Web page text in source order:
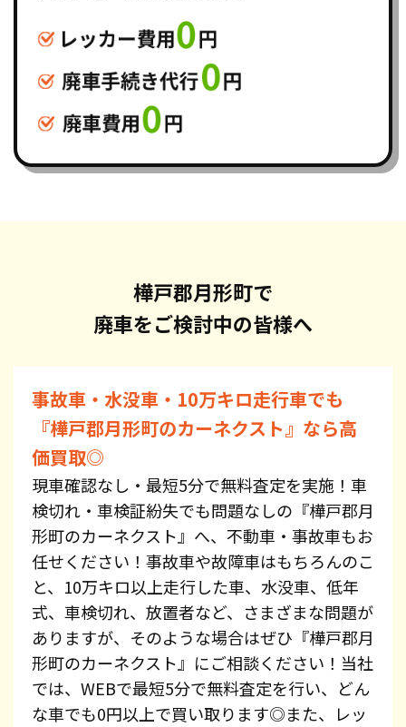
樺戸郡月形町で
廃車をご検討中の皆様へ
事故車・水没車・10万キロ走行車でも
『樺戸郡月形町のカーネクスト』なら高
価買取◎
現車確認なし・最短5分で無料査定を実施！車
検切れ・車検証紛失でも問題なしの『樺戸郡月
形町のカーネクスト』へ、不動車・事故車もお
任せください！事故車や故障車はもちろんのこ
と、10万キロ以上走行した車、水没車、低年
式、車検切れ、放置者など、さまざまな問題が
ありますが、そのような場合はぜひ『樺戸郡月
形町のカーネクスト』にご相談ください！当社
では、WEBで最短5分で無料査定を行い、どん
な車でも0円以上で買い取ります◎また、レッ